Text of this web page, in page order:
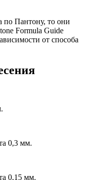
по Пантону, то они
Formula Guide
от способа
0,3 мм.
0,15 мм.